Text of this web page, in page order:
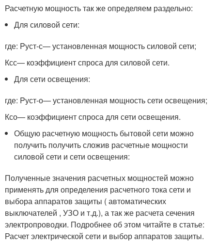
Расчетную мощность так же определяем раздельно:
Для силовой сети:
где: Pуст-с— установленная мощность силовой сети;
Ксс— коэффициент спроса для силовой сети.
Для сети освещения:
где: Pуст-о— установленная мощность сети освещения;
Ксо— коэффициент спроса для сети освещения.
Общую расчетную мощность бытовой сети можно
получить получить сложив расчетные мощности
силовой сети и сети освещения:
Полученные значения расчетных мощностей можно
применять для определения расчетного тока сети и
выбора аппаратов защиты ( автоматических
выключателей , УЗО и т.д.), а так же расчета сечения
электропроводки. Подробнее об этом читайте в статье:
Расчет электрической сети и выбор аппаратов защиты.